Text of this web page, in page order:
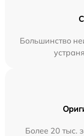
Большинство
Более 20 тыс.